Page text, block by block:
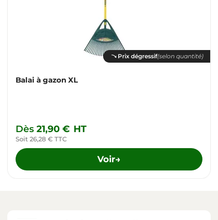
Prix dégressif(selon quantité)
Balai à gazon XL
Dès 21,90 € HT
Soit 26,28 € TTC
Voir→